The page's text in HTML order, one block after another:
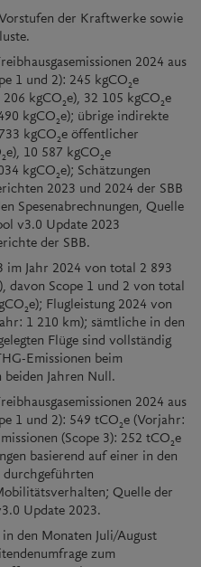
der Kraftwerke sowie
2024 aus
1 und 2): 245 kgCO2e
kgCO2e), 32 105 kgCO2e
kgCO2e); übrige indirekte
kgCO2e öffentlicher
2e), 10 587 kgCO2e
kgCO2e); Schätzungen
2023 und 2024 der SBB
Spesenabrechnungen, Quelle
v3.0 Update 2023
der SBB.
im Jahr 2024 von total 2 893
davon Scope 1 und 2 von total
2e); Flugleistung 2024 von
1 210 km); sämtliche in den
Flüge sind vollständig
Emissionen beim
Jahren Null.
2024 aus
1 und 2): 549 tCO2e (Vorjahr:
(Scope 3): 252 tCO2e
basierend auf einer in den
durchgeführten
Quelle der
Update 2023.
den Monaten Juli/August
zum